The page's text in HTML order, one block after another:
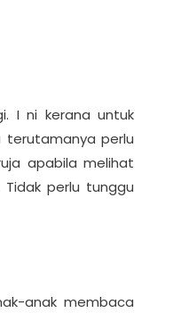
I ni kerana untuk
terutamanya perlu
apabila melihat
perlu tunggu
anak membaca